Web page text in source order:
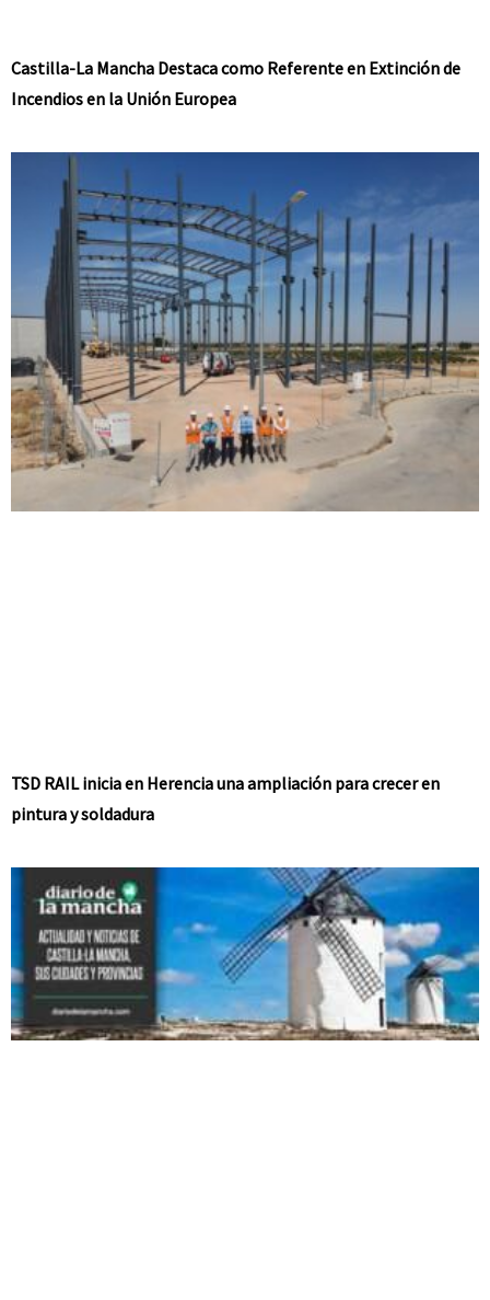
Castilla-La Mancha Destaca como Referente en Extinción de
Incendios en la Unión Europea
TSD RAIL inicia en Herencia una ampliación para crecer en
pintura y soldadura